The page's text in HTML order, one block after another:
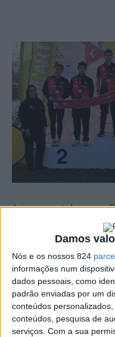
Damos
Nós e os nossos 824
informações num
dados pessoais, como
padrão enviadas por um
conteúdos
conteúdos, pesquisa de
serviços. Com a sua
A jovem portalegrense
sagrou-se este fim-de-
Duatlo no escalão
Vila Nova de Cerveira.
Marcaram também
mais de 350 atletas